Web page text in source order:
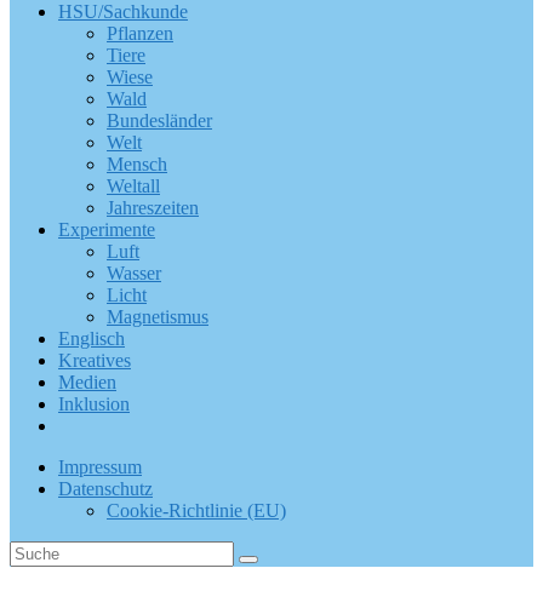
HSU/Sachkunde
Pflanzen
Tiere
Wiese
Wald
Bundesländer
Welt
Mensch
Weltall
Jahreszeiten
Experimente
Luft
Wasser
Licht
Magnetismus
Englisch
Kreatives
Medien
Inklusion
Impressum
Datenschutz
Cookie-Richtlinie (EU)